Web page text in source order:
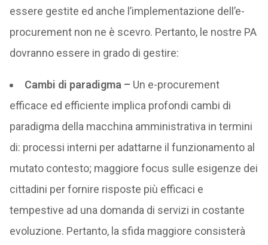
essere gestite ed anche l’implementazione dell’e-
procurement non ne è scevro. Pertanto, le nostre PA
dovranno essere in grado di gestire:
Cambi di paradigma – Un e-procurement
efficace ed efficiente implica profondi cambi di
paradigma della macchina amministrativa in termini
di: processi interni per adattarne il funzionamento al
mutato contesto; maggiore focus sulle esigenze dei
cittadini per fornire risposte più efficaci e
tempestive ad una domanda di servizi in costante
evoluzione. Pertanto, la sfida maggiore consisterà